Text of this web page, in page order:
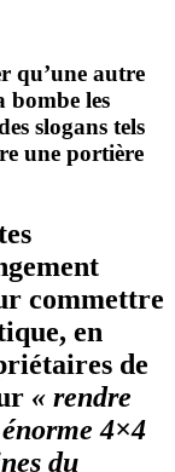
qu’une autre
bombe les
slogans tels
une portière
commettre
en
de
« rendre
4×4
du